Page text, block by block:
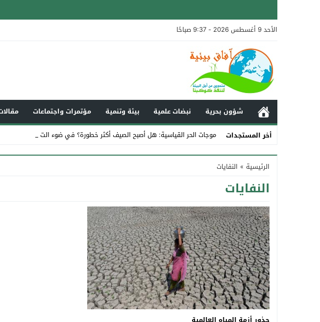
الأحد 9 أغسطس 2026 - 9:37 صباحًا
شؤون بحرية نبضات علمية بيئة وتنمية مؤتمرات واجتماعات
أخر المستجدات
موجات الحر القياسية: هل أصبح الصيف أكثر خطورة؟ في ضوء التغير _
Stop
الرئيسية » النفايات
النفايات